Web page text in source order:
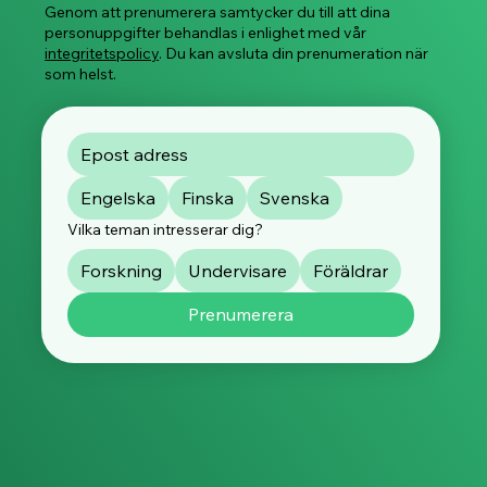
Genom att prenumerera samtycker du till att dina
personuppgifter behandlas i enlighet med vår
integritetspolicy. Du kan avsluta din prenumeration när
som helst.
Engelska Finska Svenska
Vilka teman intresserar dig?
Forskning Undervisare
Föräldrar
Prenumerera